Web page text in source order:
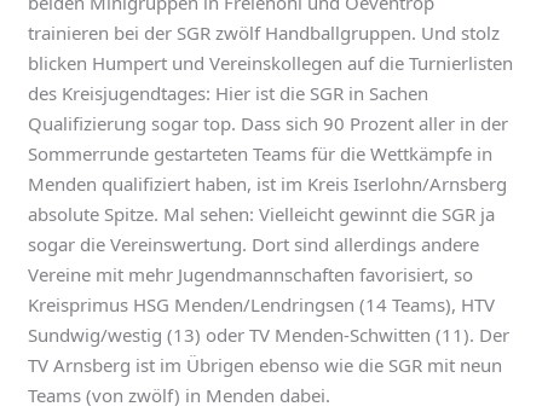
trainieren bei der SGR zwölf Handballgruppen. Und stolz
blicken Humpert und Vereinskollegen auf die Turnierlisten
des Kreisjugendtages: Hier ist die SGR in Sachen
Qualifizierung sogar top. Dass sich 90 Prozent aller in der
Sommerrunde gestarteten Teams für die Wettkämpfe in
Menden qualifiziert haben, ist im Kreis Iserlohn/Arnsberg
absolute Spitze. Mal sehen: Vielleicht gewinnt die SGR ja
sogar die Vereinswertung. Dort sind allerdings andere
Vereine mit mehr Jugendmannschaften favorisiert, so
Kreisprimus HSG Menden/Lendringsen (14 Teams), HTV
Sundwig/westig (13) oder TV Menden-Schwitten (11). Der
TV Arnsberg ist im Übrigen ebenso wie die SGR mit neun
Teams (von zwölf) in Menden dabei.